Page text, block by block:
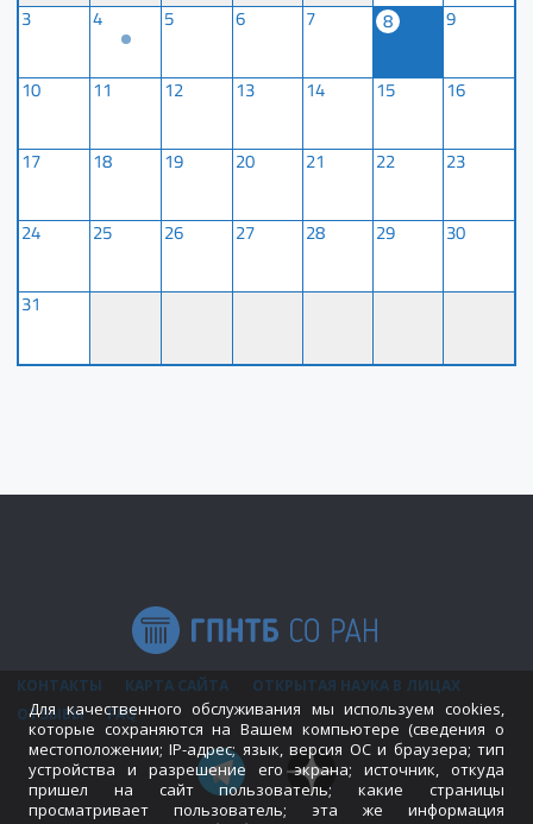
3 4 5 6 7 8 9
10 11 12 13 14 15 16
17 18 19 20 21 22 23
24 25 26 27 28 29 30
31
КОНТАКТЫ КАРТА САЙТА
ОТКРЫТАЯ НАУКА В ЛИЦАХ
ОТЗЫВЫ
FAQ
Для качественного обслуживания мы используем cookies,
которые сохраняются на Вашем компьютере (сведения о
местоположении; IP-адрес; язык, версия ОС и браузера; тип
устройства и разрешение его экрана; источник, откуда
пришел на сайт пользователь; какие страницы
просматривает пользователь; эта же информация